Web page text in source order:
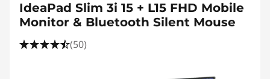
IdeaPad Slim 3i 15 + L15 FHD Mobile
Monitor & Bluetooth Silent Mouse
(50)